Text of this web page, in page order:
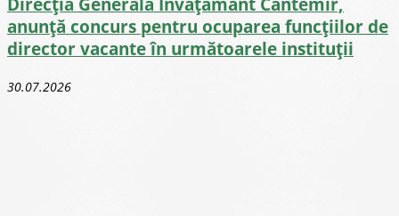
anunță concurs pentru ocuparea funcţiilor de
director vacante în următoarele instituții
30.07.2026